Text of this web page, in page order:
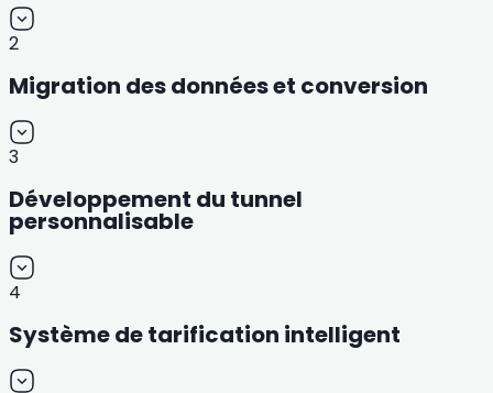
2
Migration des données et conversion
3
Développement du tunnel
personnalisable
4
Système de tarification intelligent